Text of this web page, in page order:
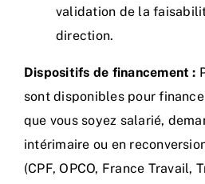
validation de la
direction.
Dispositifs de financement :
sont disponibles pour
que vous soyez salarié,
intérimaire ou en
(CPF, OPCO, France Travail,